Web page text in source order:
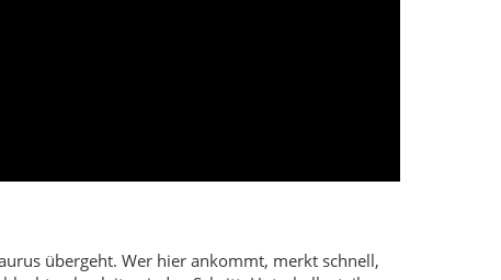
ist warm, in höheren Lagen aber
Wälder in Ocker- und Rottönen, die Fernsicht ist
Reisezeit: Mai bis Oktober.